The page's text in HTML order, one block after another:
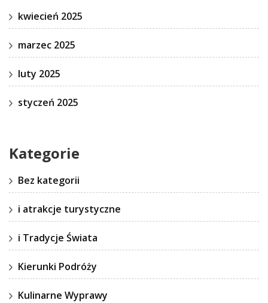
kwiecień 2025
marzec 2025
luty 2025
styczeń 2025
Kategorie
Bez kategorii
i atrakcje turystyczne
i Tradycje Świata
Kierunki Podróży
Kulinarne Wyprawy